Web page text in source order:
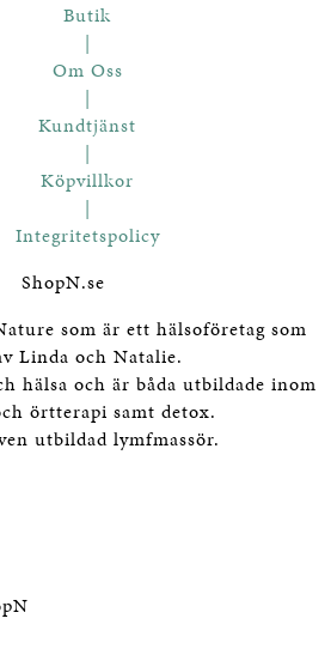
Butik
|
Om Oss
|
Kundtjänst
|
Köpvillkor
|
Integritetspolicy
ShopN.se
som är ett hälsoföretag som
Linda och Natalie.
hälsa och är båda utbildade inom
örtterapi samt detox.
utbildad lymfmassör.